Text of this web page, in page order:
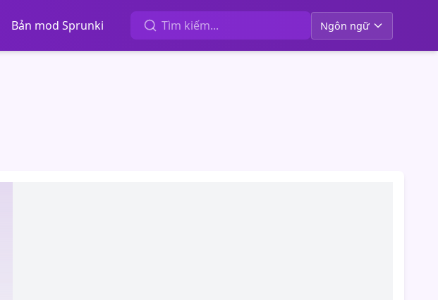
Bản mod Sprunki Ngôn ngữ